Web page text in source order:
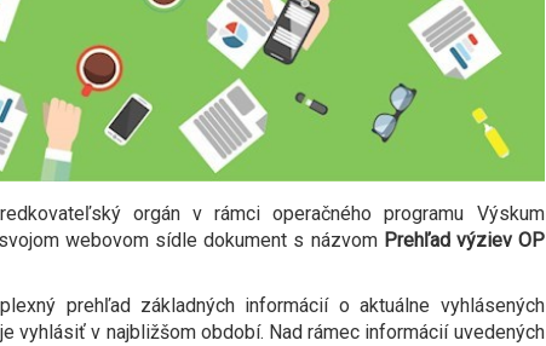
orgán v rámci operačného programu Výskum
webovom sídle dokument s názvom Prehľad výziev OP
prehľad základných informácií o aktuálne vyhlásených
vyhlásiť v najbližšom období. Nad rámec informácií uvedených